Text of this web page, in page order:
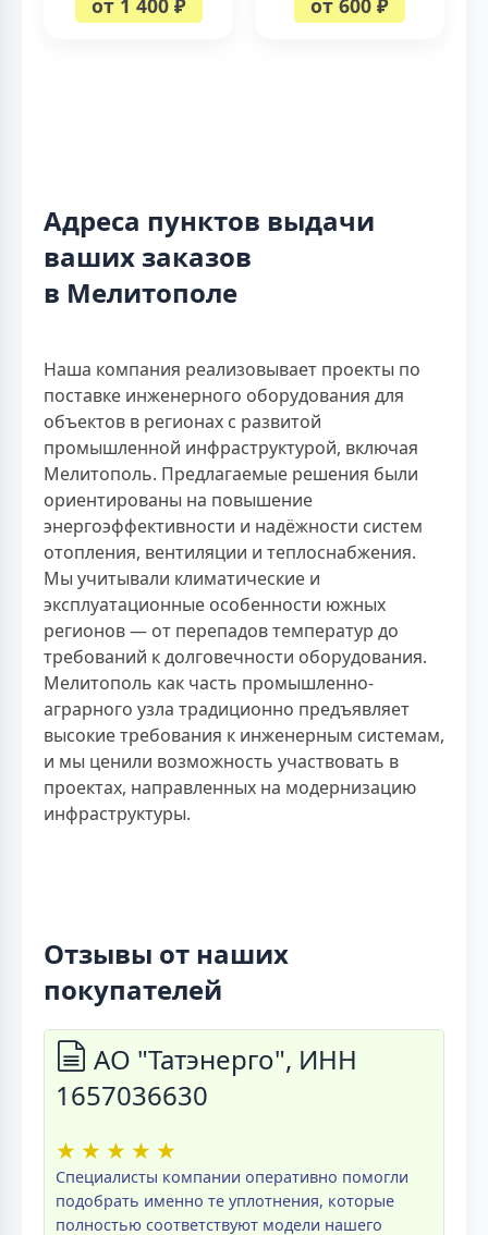
Адреса пунктов выдачи
ваших заказов
в Мелитополе
Наша компания реализовывает проекты по
поставке инженерного оборудования для
объектов в регионах с развитой
промышленной инфраструктурой, включая
Мелитополь. Предлагаемые решения были
ориентированы на повышение
энергоэффективности и надёжности систем
отопления, вентиляции и теплоснабжения.
Мы учитывали климатические и
эксплуатационные особенности южных
регионов — от перепадов температур до
требований к долговечности оборудования.
Мелитополь как часть промышленно-
аграрного узла традиционно предъявляет
высокие требования к инженерным системам,
и мы ценили возможность участвовать в
проектах, направленных на модернизацию
инфраструктуры.
Отзывы от наших
покупателей
АО "Татэнерго", ИНН
1657036630
★ ★ ★ ★ ★
Специалисты компании оперативно помогли
подобрать именно те уплотнения, которые
полностью соответствуют модели нашего